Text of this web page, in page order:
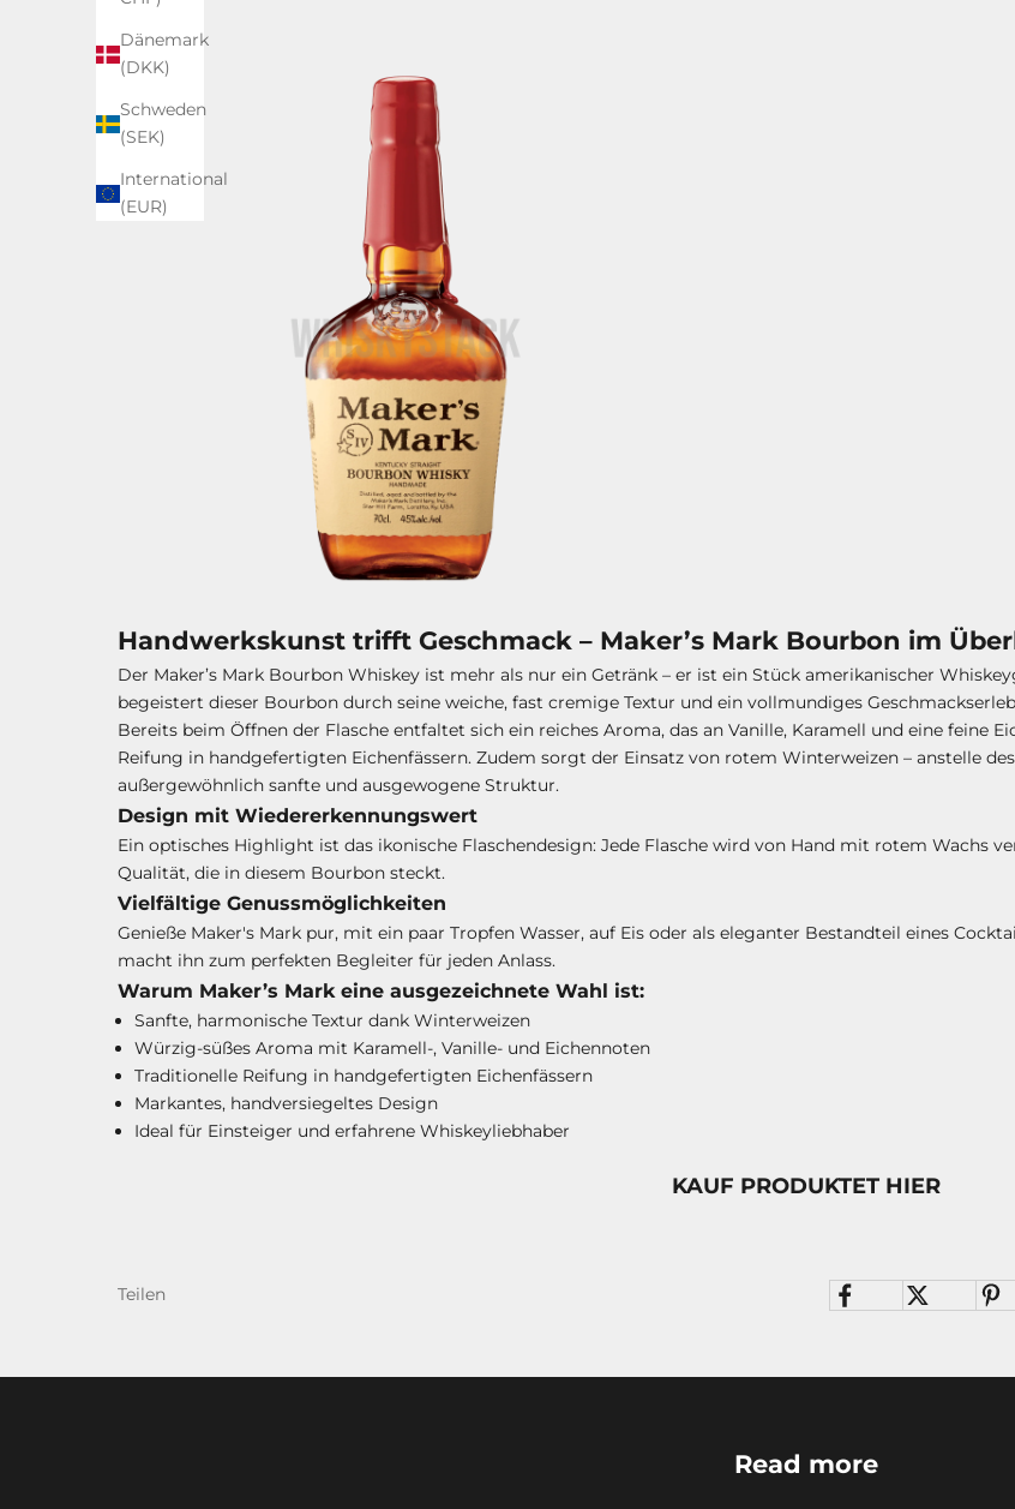
Dänemark
(DKK)
Schweden
(SEK)
International
(EUR)
Handwerkskunst trifft Geschmack – Maker’s Mark Bourbon im
Der Maker’s Mark Bourbon Whiskey ist mehr als nur ein Getränk – er ist ein Stück amerikanischer
begeistert dieser Bourbon durch seine weiche, fast cremige Textur und ein vollmundiges
Bereits beim Öffnen der Flasche entfaltet sich ein reiches Aroma, das an Vanille, Karamell und eine feine
Reifung in handgefertigten Eichenfässern. Zudem sorgt der Einsatz von rotem Winterweizen – anstelle
außergewöhnlich sanfte und ausgewogene Struktur.
Design mit Wiedererkennungswert
Ein optisches Highlight ist das ikonische Flaschendesign: Jede Flasche wird von Hand mit rotem Wachs
Qualität, die in diesem Bourbon steckt.
Vielfältige Genussmöglichkeiten
Genieße Maker's Mark pur, mit ein paar Tropfen Wasser, auf Eis oder als eleganter Bestandteil eines
macht ihn zum perfekten Begleiter für jeden Anlass.
Warum Maker’s Mark eine ausgezeichnete Wahl ist:
Sanfte, harmonische Textur dank Winterweizen
Würzig-süßes Aroma mit Karamell-, Vanille- und Eichennoten
Traditionelle Reifung in handgefertigten Eichenfässern
Markantes, handversiegeltes Design
Ideal für Einsteiger und erfahrene Whiskeyliebhaber
KAUF PRODUKTET HIER
Teilen
Read more